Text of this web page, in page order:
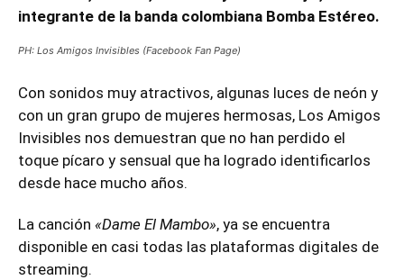
integrante de la banda colombiana Bomba Estéreo.
PH: Los Amigos Invisibles (Facebook Fan Page)
Con sonidos muy atractivos, algunas luces de neón y
con un gran grupo de mujeres hermosas, Los Amigos
Invisibles nos demuestran que no han perdido el
toque pícaro y sensual que ha logrado identificarlos
desde hace mucho años.
La canción «Dame El Mambo», ya se encuentra
disponible en casi todas las plataformas digitales de
streaming.